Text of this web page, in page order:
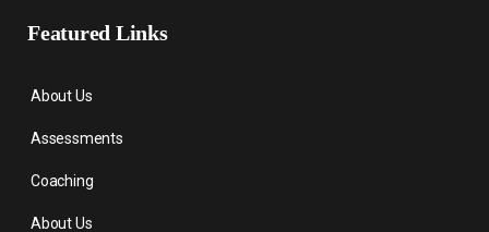
Featured Links
About Us
Assessments
Coaching
About Us